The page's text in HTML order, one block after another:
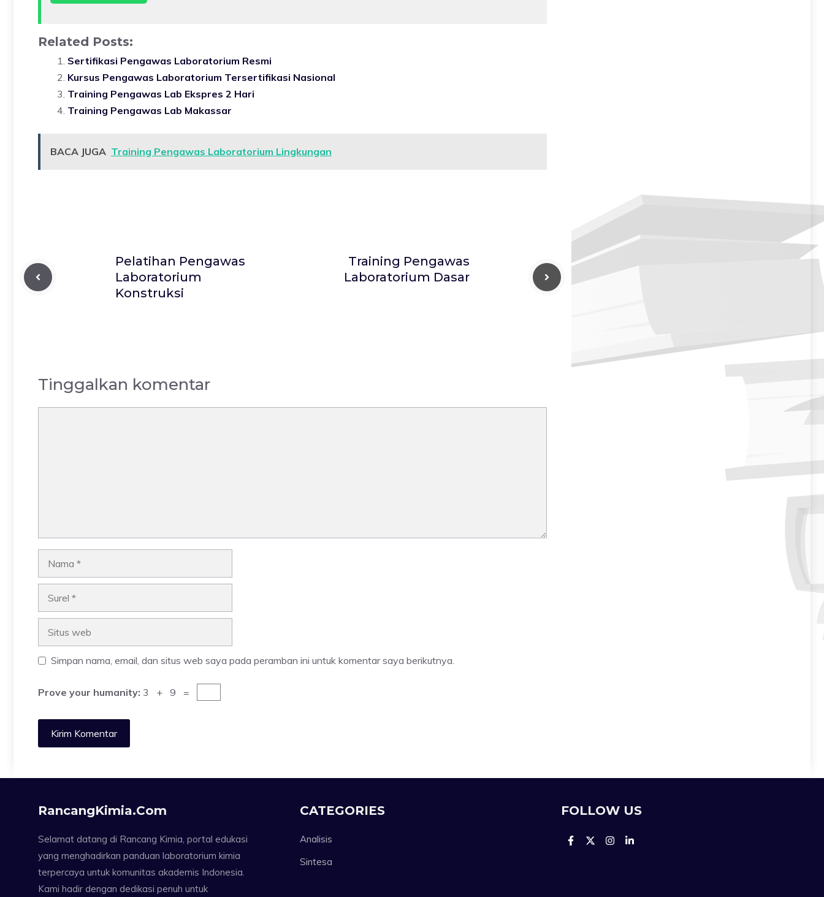
Related Posts:
Sertifikasi Pengawas Laboratorium Resmi
Kursus Pengawas Laboratorium Tersertifikasi Nasional
Training Pengawas Lab Ekspres 2 Hari
Training Pengawas Lab Makassar
BACA JUGA Training Pengawas Laboratorium Lingkungan
Pelatihan Pengawas
Laboratorium
Konstruksi
Training Pengawas
Laboratorium Dasar
Tinggalkan komentar
Simpan nama, email, dan situs web saya pada peramban ini untuk komentar saya berikutnya.
Prove your humanity: 3 + 9 =
RancangKimia.com
Selamat datang di Rancang Kimia, portal edukasi
yang menghadirkan panduan laboratorium kimia
terpercaya untuk komunitas akademis Indonesia.
Kami hadir dengan dedikasi penuh untuk
CATEGORIES
Analisis
Sintesa
FOLLOW US